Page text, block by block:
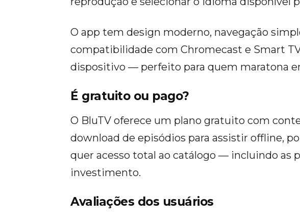
O app tem design moderno, navegação
compatibilidade com Chromecast e Smart
dispositivo — perfeito para quem maratona
É gratuito ou pago?
O BluTV oferece um plano gratuito com
download de episódios para assistir offline,
quer acesso total ao catálogo — incluindo as
investimento.
Avaliações dos usuários